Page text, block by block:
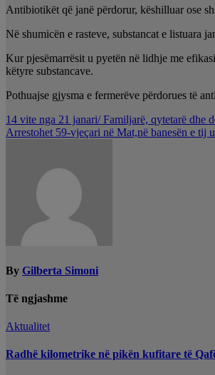
Antibiotikët që janë përdorur, këshilluar ose
Në shumicën e rasteve, substancat e listuara
Kur pjesëmarrësit u pyetën në lidhje me
këtyre substancave.
Pothuajse gjysma e fermerëve përdorues të
Lëvizje
te
14 vite nga 21 janari/ Familjarë, qytetarë dhe
Arrestohet 59-vjeçari në Mat,në banesën e tij
By Gilberta Simoni
Të ngjashme
Aktualitet
Radhë kilometrike në pikën kufitare të